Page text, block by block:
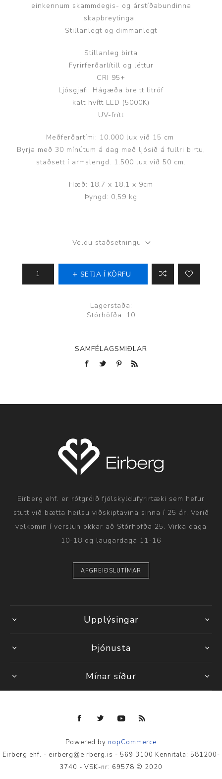
einkennum skammdegis- og árstíðabundinna
skapbreytinga.
Stillanlegt og dimmanlegt
Stillanleg birta
Fyrirferðarlítill og léttur
CRI 95+
Ljósgjafi: Hágæða breitt litróf
kalt hvítt LED (5000K)
UV-frítt
Meðferðartími: 10.000 lux við 15 cm
Byrja með 30 mínútum á dag með ljósið á fullri birtu,
staðsett í armslengd. 1.500 lux við 50 cm.
Hæð: 18,7 x 18,1 x 9cm
Þyngd: 0,59 kg
Veldu staðsetningu
SETJA Í KÖRFU
Lagerstaða:
Stórhöfða: 10
SAMFÉLAGSMIÐLAR
Eirberg ehf. er rótgróið fjölskyldufyrirtæki sem hefur
stutt við bætta heilsu viðskiptavina sinna í 25 ár. Verið
velkomin í verslun okkar að Stórhöfða 25. Virka daga
10-18 og laugardaga 11-16
AFGREIÐSLUTÍMAR
Upplýsingar
Þjónusta
Mínar síður
Powered by nopCommerce
Eirberg ehf. - eirberg@eirberg.is - 569 3100 Kennitala: 581200-
3740 - VSK-nr: 69578 © 2020